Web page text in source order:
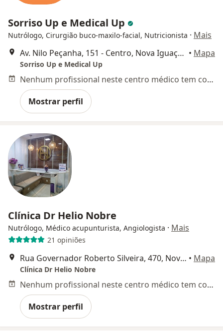
Sorriso Up e Medical Up
Nutrólogo, Cirurgião buco-maxilo-facial, Nutricionista · Mais
Av. Nilo Peçanha, 151 - Centro, Nova Iguaçu sala 303 a 305, Nova Iguaçu • Mapa
Sorriso Up e Medical Up
Nenhum profissional neste centro médico tem consultas disponíveis
Mostrar perfil
Clínica Dr Helio Nobre
Nutrólogo, Médico acupunturista, Angiologista · Mais
21 opiniões
Rua Governador Roberto Silveira, 470, Nova Iguaçu • Mapa
Clínica Dr Helio Nobre
Nenhum profissional neste centro médico tem consultas disponíveis
Mostrar perfil